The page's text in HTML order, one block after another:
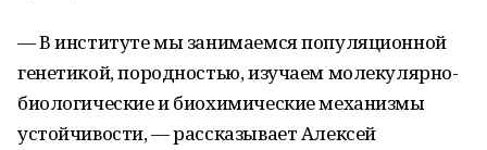
— В институте мы занимаемся популяционной
генетикой, породностью, изучаем молекулярно-
биологические и биохимические механизмы
устойчивости, — рассказывает Алексей